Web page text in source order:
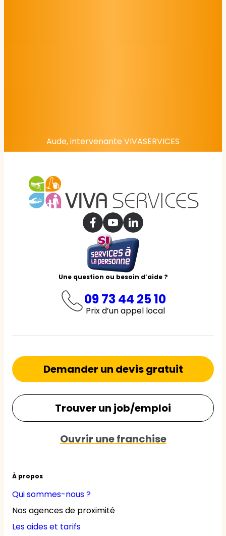
Aude, intervenante VIVASERVICES
Une question ou besoin d’aide ?
09 73 44 25 10
Prix d’un appel local
À propos
Qui sommes-nous ?
Nos agences de proximité
Les aides et tarifs
Demander un devis gratuit
Trouver un job/emploi
Ouvrir une franchise